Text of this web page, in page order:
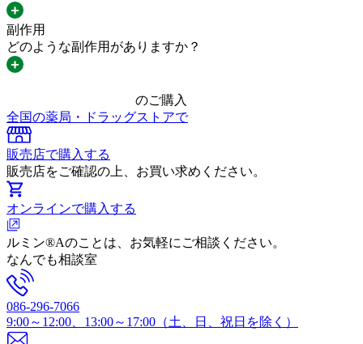
副作用
どのような副作用がありますか？
のご購入
全国の薬局・ドラッグストアで
販売店で購入する
販売店をご確認の上、お買い求めください。
オンラインで購入する
ルミン®︎Aのことは、お気軽にご相談ください。
なんでも相談室
086-296-7066
9:00～12:00、13:00～17:00（土、日、祝日を除く）